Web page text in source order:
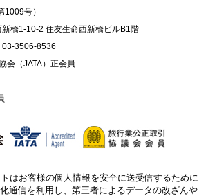
1009号）
橋1-10-2 住友生命西新橋ビルB1階
3506-8536
会（JATA）正会員
トはお客様の個人情報を安全に送受信するために
通信を利用し、第三者によるデータの改ざんや